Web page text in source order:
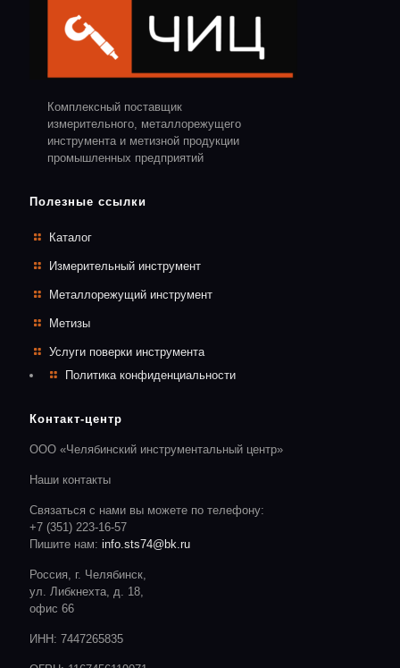
Комплексный поставщик
измерительного, металлорежущего
инструмента и метизной продукции
промышленных предприятий
Полезные ссылки
Каталог
Измерительный инструмент
Металлорежущий инструмент
Метизы
Услуги поверки инструмента
Политика конфиденциальности
Контакт-центр
ООО «Челябинский инструментальный центр»
Наши контакты
Связаться с нами вы можете по телефону:
+7 (351) 223-16-57
Пишите нам: info.sts74@bk.ru
Россия, г. Челябинск,
ул. Либкнехта, д. 18,
офис 66
ИНН: 7447265835